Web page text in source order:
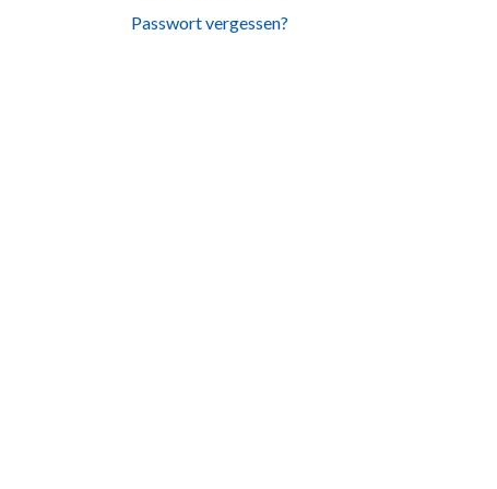
Passwort vergessen?